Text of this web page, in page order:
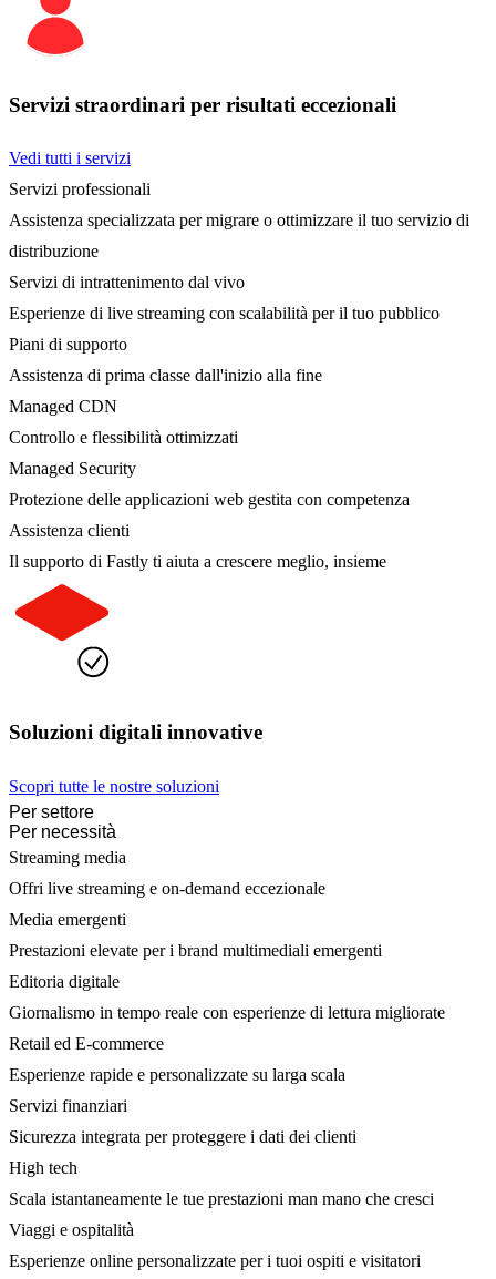
Servizi straordinari per risultati eccezionali
Vedi tutti i servizi
Servizi professionali
Assistenza specializzata per migrare o ottimizzare il tuo servizio di
distribuzione
Servizi di intrattenimento dal vivo
Esperienze di live streaming con scalabilità per il tuo pubblico
Piani di supporto
Assistenza di prima classe dall'inizio alla fine
Managed CDN
Controllo e flessibilità ottimizzati
Managed Security
Protezione delle applicazioni web gestita con competenza
Assistenza clienti
Il supporto di Fastly ti aiuta a crescere meglio, insieme
Soluzioni digitali innovative
Scopri tutte le nostre soluzioni
Per settore
Per necessità
Streaming media
Offri live streaming e on-demand eccezionale
Media emergenti
Prestazioni elevate per i brand multimediali emergenti
Editoria digitale
Giornalismo in tempo reale con esperienze di lettura migliorate
Retail ed E-commerce
Esperienze rapide e personalizzate su larga scala
Servizi finanziari
Sicurezza integrata per proteggere i dati dei clienti
High tech
Scala istantaneamente le tue prestazioni man mano che cresci
Viaggi e ospitalità
Esperienze online personalizzate per i tuoi ospiti e visitatori